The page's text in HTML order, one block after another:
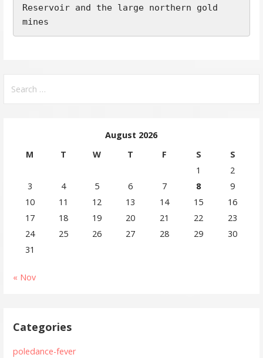
Reservoir and the large northern gold
mines
for:
August 2026
M
T W T F S
S
1
2
3
4 5 6 7 8
9
10
11 12 13 14 15
16
17
18 19 20 21 22
23
24
25 26 27 28 29
30
31
« Nov
Categories
poledance-fever